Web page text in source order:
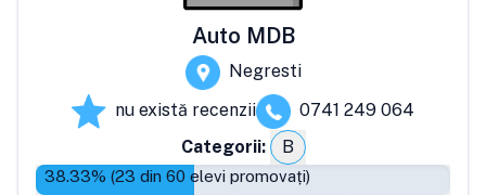
Auto MDB
Negresti
nu există recenzii
0741 249 064
Categorii:
B
38.33% (23 din 60 elevi promovați)